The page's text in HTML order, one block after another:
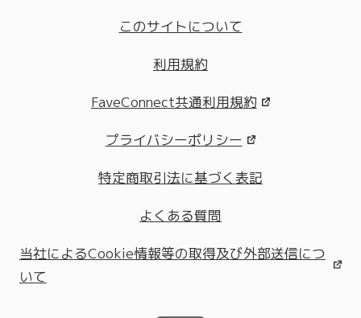
このサイトについて
利用規約
FaveConnect共通利用規約
プライバシーポリシー
特定商取引法に基づく表記
よくある質問
当社によるCookie情報等の取得及び外部送信につ
いて